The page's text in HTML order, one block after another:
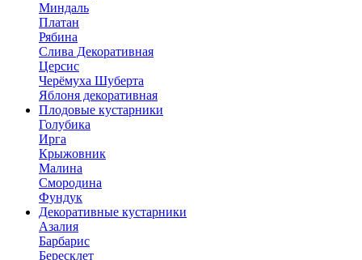
Миндаль
Платан
Рябина
Слива Декоративная
Церсис
Черёмуха Шуберта
Яблоня декоративная
Плодовые кустарники
Голубика
Ирга
Крыжовник
Малина
Смородина
Фундук
Декоративные кустарники
Азалия
Барбарис
Бересклет